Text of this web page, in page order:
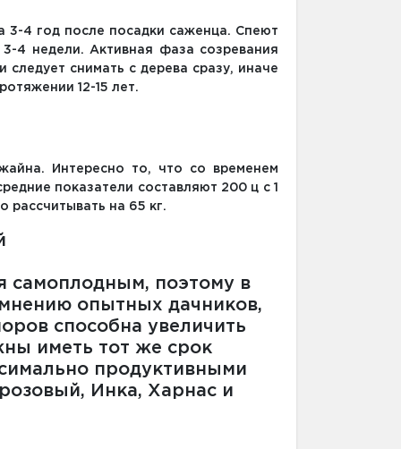
3-4 год после посадки саженца. Спеют
4 недели. Активная фаза созревания
снимать с дерева сразу, иначе
12-15 лет.
Интересно то, что со временем
показатели составляют 200 ц с 1
рассчитывать на 65 кг.
самоплодным, поэтому в
опытных дачников,
способна увеличить
иметь тот же срок
продуктивными
Инка, Харнас и